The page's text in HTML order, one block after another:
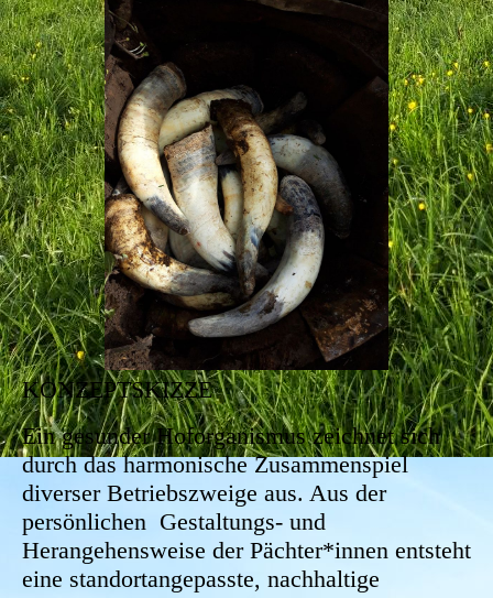
KONZEPTSKIZZE
Ein gesunder Hoforganismus zeichnet sich
durch das harmonische Zusammenspiel
diverser Betriebszweige aus. Aus der
persönlichen Gestaltungs- und
Herangehensweise der Pächter*innen entsteht
eine standortangepasste, nachhaltige